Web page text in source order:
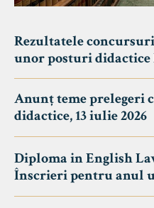
Rezultatele
unor posturi didactice
Anunț teme prelegeri
didactice, 13 iulie 2026
Diploma in English
Înscrieri pentru anul